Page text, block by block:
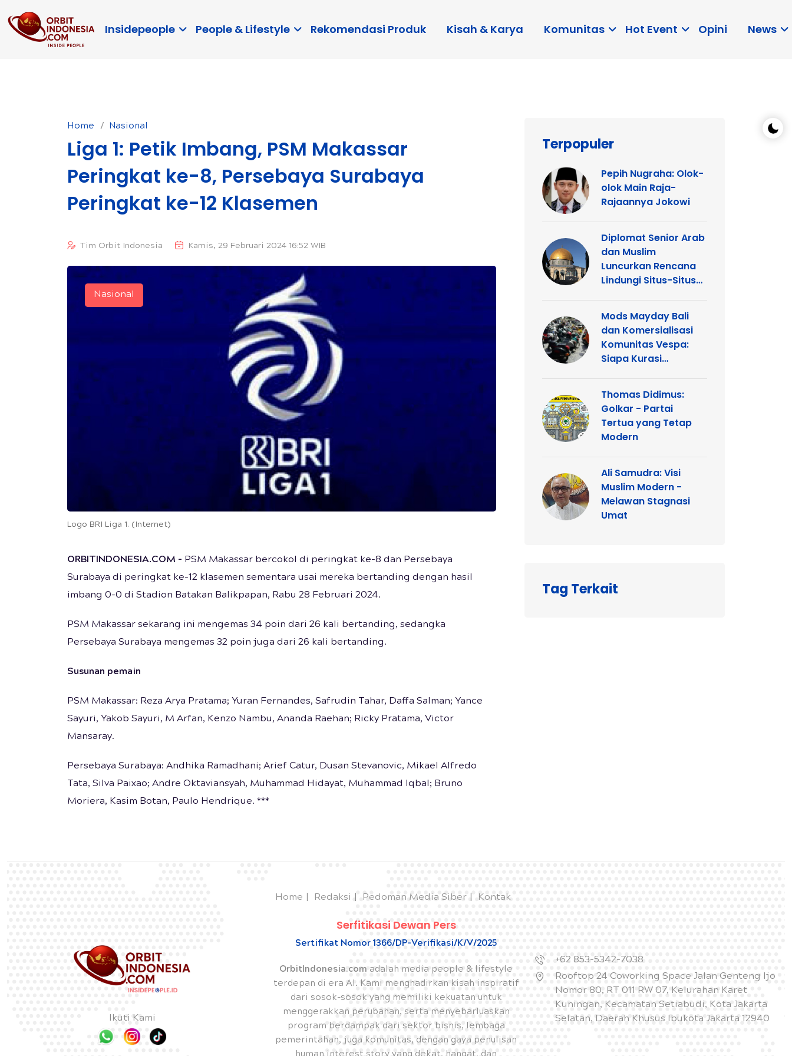
Insidepeople People & Lifestyle Rekomendasi Produk Kisah & Karya Komunitas Hot Event Opini News
Home Nasional
Liga 1: Petik Imbang, PSM Makassar
Peringkat ke-8, Persebaya Surabaya
Peringkat ke-12 Klasemen
Tim Orbit Indonesia Kamis, 29 Februari 2024 16:52 WIB
Logo BRI Liga 1. (Internet)
Nasional
ORBITINDONESIA.COM - PSM Makassar bercokol di peringkat ke-8 dan Persebaya
Surabaya di peringkat ke-12 klasemen sementara usai mereka bertanding dengan hasil
imbang 0-0 di Stadion Batakan Balikpapan, Rabu 28 Februari 2024.
PSM Makassar sekarang ini mengemas 34 poin dari 26 kali bertanding, sedangka
Persebaya Surabaya mengemas 32 poin juga dari 26 kali bertanding.
Susunan pemain
PSM Makassar: Reza Arya Pratama; Yuran Fernandes, Safrudin Tahar, Daffa Salman; Yance
Sayuri, Yakob Sayuri, M Arfan, Kenzo Nambu, Ananda Raehan; Ricky Pratama, Victor
Mansaray.
Persebaya Surabaya: Andhika Ramadhani; Arief Catur, Dusan Stevanovic, Mikael Alfredo
Tata, Silva Paixao; Andre Oktaviansyah, Muhammad Hidayat, Muhammad Iqbal; Bruno
Moriera, Kasim Botan, Paulo Hendrique. ***
Terpopuler
Pepih Nugraha: Olok-
olok Main Raja-
Rajaannya Jokowi
Diplomat Senior Arab
dan Muslim
Luncurkan Rencana
Lindungi Situs-Situs
Yerusalem
Mods Mayday Bali
dan Komersialisasi
Komunitas Vespa:
Siapa Kurasi
Thomas Didimus:
Golkar - Partai
Tertua yang Tetap
Modern
Ali Samudra: Visi
Muslim Modern -
Melawan Stagnasi
Umat
Tag Terkait
Ikuti Kami
Home Redaksi Pedoman Media Siber Kontak
Serfitikasi Dewan Pers
Sertifikat Nomor 1366/DP-Verifikasi/K/V/2025
OrbitIndonesia.com adalah media people & lifestyle
terdepan di era AI. Kami menghadirkan kisah inspiratif
dari sosok-sosok yang memiliki kekuatan untuk
menggerakkan perubahan, serta menyebarluaskan
program berdampak dari sektor bisnis, lembaga
pemerintahan, juga komunitas, dengan gaya penulisan
+62 853-5342-7038
Rooftop 24 Coworking Space Jalan Genteng Ijo
Nomor 80, RT 011 RW 07, Kelurahan Karet
Kuningan, Kecamatan Setiabudi, Kota Jakarta
Selatan, Daerah Khusus Ibukota Jakarta 12940